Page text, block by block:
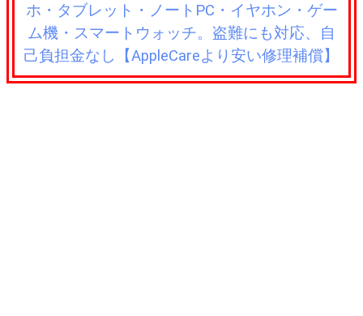
ホ・タブレット・ノートPC・イヤホン・ゲー
ム機・スマートウォッチ。盗難にも対応、自
己負担金なし【AppleCareより安い修理補償】